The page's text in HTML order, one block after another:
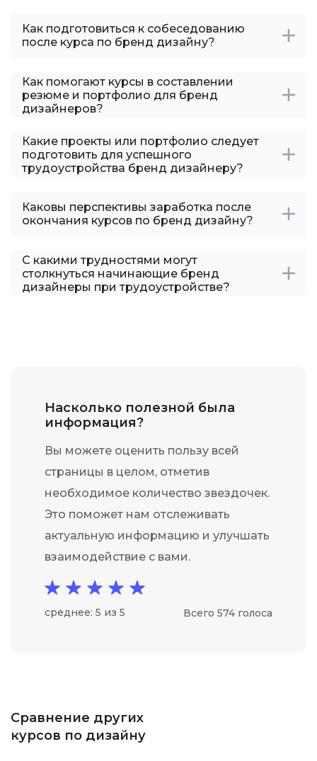
Как подготовиться к собеседованию
после курса по бренд дизайну?
Как помогают курсы в составлении
резюме и портфолио для бренд
дизайнеров?
Какие проекты или портфолио следует
подготовить для успешного
трудоустройства бренд дизайнеру?
Каковы перспективы заработка после
окончания курсов по бренд дизайну?
С какими трудностями могут
столкнуться начинающие бренд
дизайнеры при трудоустройстве?
Насколько полезной была
информация?
Вы можете оценить пользу всей
страницы в целом, отметив
необходимое количество звездочек.
Это поможет нам отслеживать
актуальную информацию и улучшать
взаимодействие с вами.
среднее: 5 из 5 Всего 574 голоса
Сравнение других
курсов по дизайну